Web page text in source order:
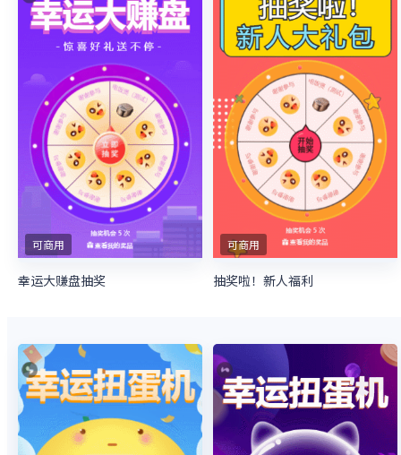
可商用
幸运大赚盘抽奖
可商用
抽奖啦！新人福利